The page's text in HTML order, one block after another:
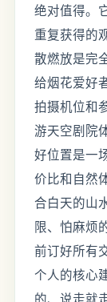
绝对值得。
重复获得的
散燃放是完
给烟花爱好
拍摄机位和
游天空剧院
好位置是一
价比和自然
合白天的山
限、怕麻烦
前订好所有
个人的核心
的、说走就